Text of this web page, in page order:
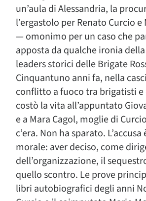
un’aula di Alessandria, la
l’ergastolo per Renato Curcio
— omonimo per un caso che
apposta da qualche ironia
leaders storici delle Brigate
Cinquantuno anni fa, nella
conflitto a fuoco tra brigatisti
costò la vita all’appuntato
e a Mara Cagol, moglie di
c’era. Non ha sparato.
morale: aver deciso, come
dell’organizzazione, il
quello scontro. Le prove
libri autobiografici degli anni